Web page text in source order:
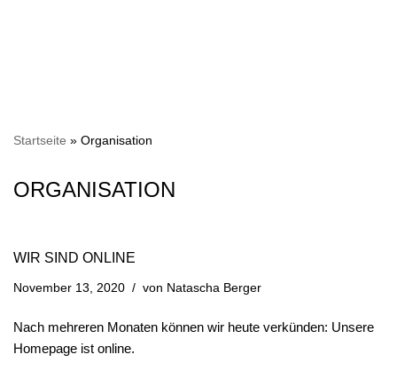
Startseite » Organisation
ORGANISATION
WIR SIND ONLINE
November 13, 2020 von Natascha Berger
Nach mehreren Monaten können wir heute verkünden: Unsere
Homepage ist online.